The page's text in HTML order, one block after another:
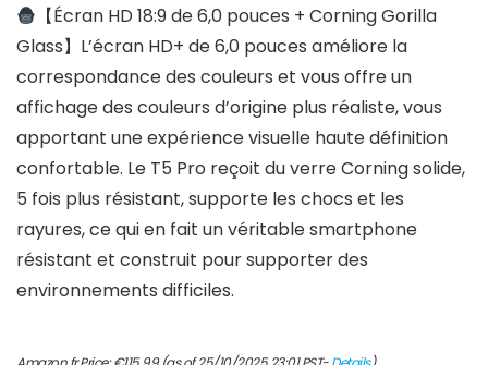
【Écran HD 18:9 de 6,0 pouces + Corning Gorilla
Glass】L’écran HD+ de 6,0 pouces améliore la
correspondance des couleurs et vous offre un
affichage des couleurs d’origine plus réaliste, vous
apportant une expérience visuelle haute définition
confortable. Le T5 Pro reçoit du verre Corning solide,
5 fois plus résistant, supporte les chocs et les
rayures, ce qui en fait un véritable smartphone
résistant et construit pour supporter des
environnements difficiles.